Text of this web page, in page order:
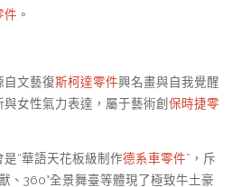
件 。
自文藝復斯柯達零件興名畫與自我覺醒
女性氣力表達，屬于藝術創 保時捷零
“華語天花板級制作德系車零件”，斥
、360°全景舞臺等體現了極致牛土豪